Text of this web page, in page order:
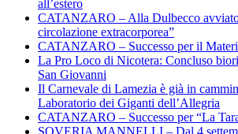
all’estero
CATANZARO – Alla Dulbecco
circolazione extracorporea”
CATANZARO – Successo per il
La Pro Loco di Nicotera: Concluso
San Giovanni
Il Carnevale di Lamezia è già in
Laboratorio dei Giganti dell’Allegria
CATANZARO – Successo per “La
SOVERIA MANNELLI – Dal 4